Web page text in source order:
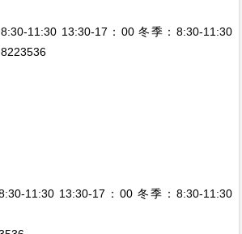
11:30 13:30-17：00 冬季：8:30-11:30
11:30 13:30-17：00 冬季：8:30-11:30